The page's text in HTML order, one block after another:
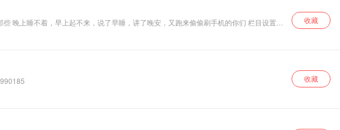
晚上睡不着，早上起不来，说了早睡，讲了晚安，又跑来偷偷刷手机的你们 栏目设置也
默酱的最新节目和动态，请关注「@女王默默大人」和「薇芯：默默大人
收藏
收藏